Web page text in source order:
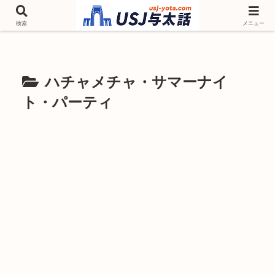
チケットやシーズンイベント ニンテンドーワールド アトラクションなどユニ
バを歩いて情報収集しています
ハチャメチャ・サマーナイ
ト・パーティ
検索 メニュー